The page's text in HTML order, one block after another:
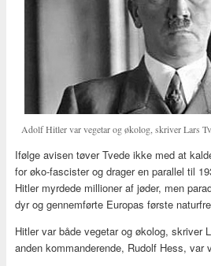
Adolf Hitler var vegetar og økolog, skriver Lars
Ifølge avisen tøver Tvede ikke med at
for øko-fascister og drager en parallel til
Hitler myrdede millioner af jøder, men
dyr og gennemførte Europas første
Hitler var både vegetar og økolog, skriver
anden kommanderende, Rudolf Hess, var